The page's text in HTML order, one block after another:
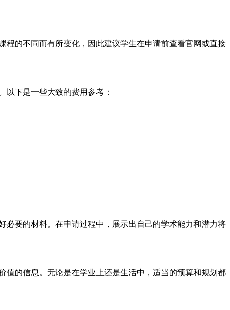
程的不同而有所变化，因此建议学生在申请前查看官网或直接
以下是一些大致的费用参考：
必要的材料。在申请过程中，展示出自己的学术能力和潜力将
值的信息。无论是在学业上还是生活中，适当的预算和规划都